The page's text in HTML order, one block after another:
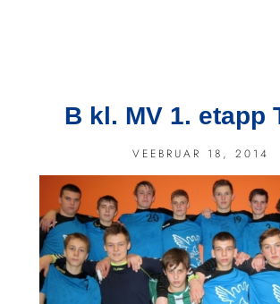
B kl. MV 1. etapp
VEEBRUAR 18, 2014